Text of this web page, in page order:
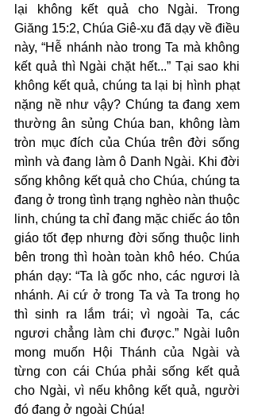
lại không kết quả cho Ngài. Trong
Giăng 15:2, Chúa Giê-xu đã dạy về điều
này, “Hễ nhánh nào trong Ta mà không
kết quả thì Ngài chặt hết...” Tại sao khi
không kết quả, chúng ta lại bị hình phạt
nặng nề như vậy? Chúng ta đang xem
thường ân sủng Chúa ban, không làm
tròn mục đích của Chúa trên đời sống
mình và đang làm ô Danh Ngài. Khi đời
sống không kết quả cho Chúa, chúng ta
đang ở trong tình trạng nghèo nàn thuộc
linh, chúng ta chỉ đang mặc chiếc áo tôn
giáo tốt đẹp nhưng đời sống thuộc linh
bên trong thì hoàn toàn khô héo. Chúa
phán dạy: “Ta là gốc nho, các ngươi là
nhánh. Ai cứ ở trong Ta và Ta trong họ
thì sinh ra lắm trái; vì ngoài Ta, các
ngươi chẳng làm chi được.” Ngài luôn
mong muốn Hội Thánh của Ngài và
từng con cái Chúa phải sống kết quả
cho Ngài, vì nếu không kết quả, người
đó đang ở ngoài Chúa!